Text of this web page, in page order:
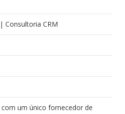
Consultoria CRM
um único fornecedor de